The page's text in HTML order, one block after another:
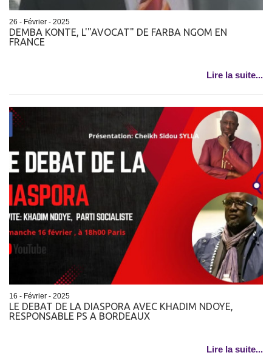
26 - Février - 2025
DEMBA KONTE, L'"AVOCAT" DE FARBA NGOM EN
FRANCE
Lire la suite...
16 - Février - 2025
LE DEBAT DE LA DIASPORA AVEC KHADIM NDOYE,
RESPONSABLE PS A BORDEAUX
Lire la suite...